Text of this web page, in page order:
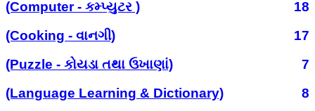
(Computer - કમ્પ્યુટર )
18
(Cooking - વાનગી)
17
(Puzzle - કોયડા તથા ઉખાણાં)
7
(Language Learning & Dictionary)
8